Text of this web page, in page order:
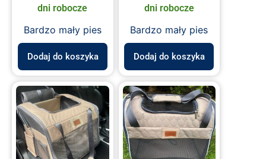
dni robocze
Bardzo mały pies
Dodaj do koszyka
dni robocze
Bardzo mały pies
Dodaj do koszyka